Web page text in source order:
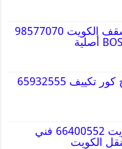
شركة سماعات سقف الكويت 98577070
قص خرسانه وفتح كور تكييف 65932555
تظليل سيارة الكويت 66400552 فني
الكويت